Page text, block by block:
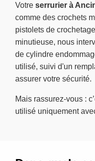
Votre serrurier à
comme des crochets
pistolets de
minutieuse, nous
de cylindre
utilisé, suivi d'un
assurer votre sécurité.
Mais rassurez-vous :
utilisé uniquement